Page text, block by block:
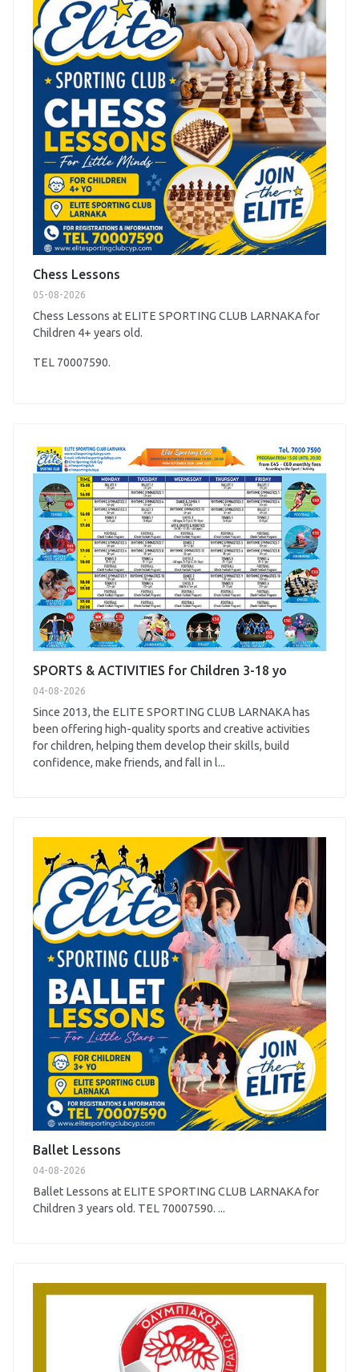
Chess Lessons
05-08-2026
Chess Lessons at ELITE SPORTING CLUB LARNAKA for
Children 4+ years old.
TEL 70007590.
SPORTS & ACTIVITIES for Children 3-18 yo
04-08-2026
Since 2013, the ELITE SPORTING CLUB LARNAKA has
been offering high-quality sports and creative activities
for children, helping them develop their skills, build
confidence, make friends, and fall in l...
Ballet Lessons
04-08-2026
Ballet Lessons at ELITE SPORTING CLUB LARNAKA for
Children 3 years old. TEL 70007590. ...